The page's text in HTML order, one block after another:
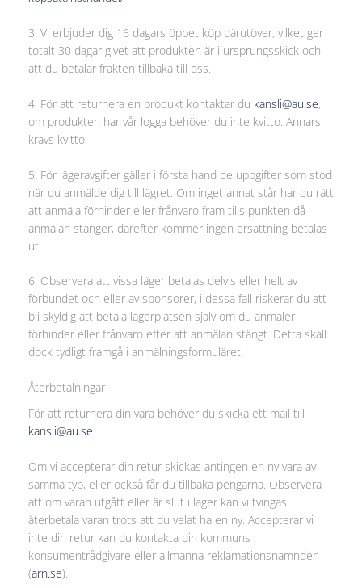
3. Vi erbjuder dig 16 dagars öppet köp därutöver, vilket ger
totalt 30 dagar givet att produkten är i ursprungsskick och
att du betalar frakten tillbaka till oss.
4. För att returnera en produkt kontaktar du kansli@au.se,
om produkten har vår logga behöver du inte kvitto. Annars
krävs kvitto.
5. För lägeravgifter gäller i första hand de uppgifter som stod
när du anmälde dig till lägret. Om inget annat står har du rätt
att anmäla förhinder eller frånvaro fram tills punkten då
anmälan stänger, därefter kommer ingen ersättning betalas
ut.
6. Observera att vissa läger betalas delvis eller helt av
förbundet och eller av sponsorer, i dessa fall riskerar du att
bli skyldig att betala lägerplatsen själv om du anmäler
förhinder eller frånvaro efter att anmälan stängt. Detta skall
dock tydligt framgå i anmälningsformuläret.
Återbetalningar
För att returnera din vara behöver du skicka ett mail till
kansli@au.se
Om vi accepterar din retur skickas antingen en ny vara av
samma typ, eller också får du tillbaka pengarna. Observera
att om varan utgått eller är slut i lager kan vi tvingas
återbetala varan trots att du velat ha en ny. Accepterar vi
inte din retur kan du kontakta din kommuns
konsumentrådgivare eller allmänna reklamationsnämnden
(arn.se).